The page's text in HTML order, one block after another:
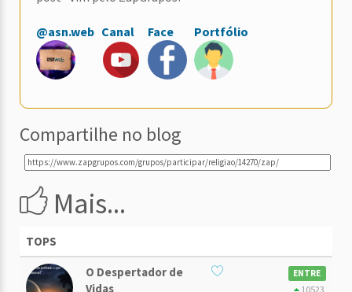
@asn.web Canal Face Portfólio
Compartilhe no blog
Mais...
TOPS
O Despertador de
Vidas
ENTRE
10523